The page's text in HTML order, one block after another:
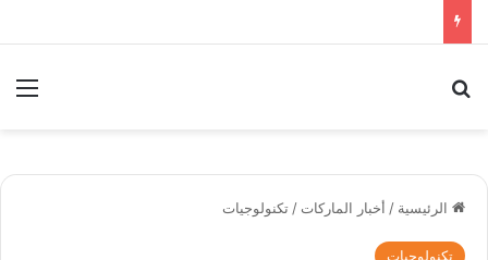
الرئيسية / أخبار الماركات / تكنولوجيات
تكنولوجيات